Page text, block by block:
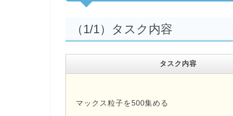
（1/1）タスク内容
タスク内容
マックス粒子を500集める